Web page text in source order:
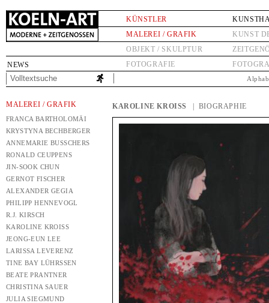
NEWS
KÜNSTLER
MALEREI / GRAFIK
OBJEKT / SKULPTUR
FOTOGRAFIE
KUNST
MALEREI / GRAFIK
FRANCA BARTHOLOMÄI
KRYSTYNA BECHBERGER
ANNEMARIE BUSSCHERS
RONALD CEUPPENS
JIN-SOOK CHUN
GERNOT FISCHER
ALEXANDER GEGIA
PHILIPP HENNEVOGL
R.J. KIRSCH
KAROLINE KROISS
JEONG-EUN LEE
LARISSA LEVERENZ
TINE BAY LÜHRSSEN
BEATE PRANTNER
CHRISTINA SAUER
JULIA SIEGMUND
KAROLINE KROISS | BIOGRAPHIE